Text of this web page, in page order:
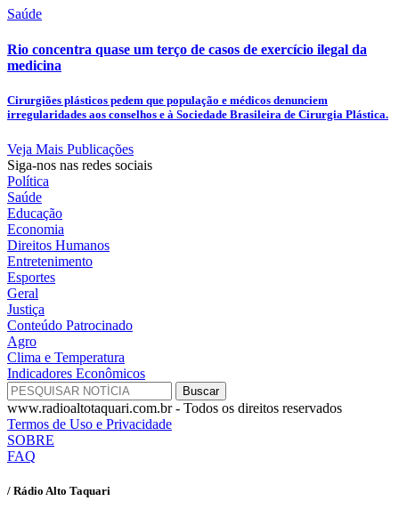
Saúde
Rio concentra quase um terço de casos de exercício ilegal da
medicina
Cirurgiões plásticos pedem que população e médicos denunciem
irregularidades aos conselhos e à Sociedade Brasileira de Cirurgia Plástica.
Veja Mais Publicações
Siga-nos nas redes sociais
Política
Saúde
Educação
Economia
Direitos Humanos
Entretenimento
Esportes
Geral
Justiça
Conteúdo Patrocinado
Agro
Clima e Temperatura
Indicadores Econômicos
www.radioaltotaquari.com.br - Todos os direitos reservados
Termos de Uso e Privacidade
SOBRE
FAQ
/ Rádio Alto Taquari